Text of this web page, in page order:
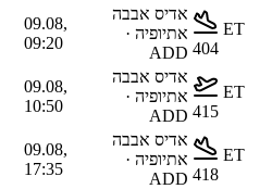
ET
404
אדיס אבבה
אתיופיה ·
ADD
09.08,
09:20
ET
415
אדיס אבבה
אתיופיה ·
ADD
09.08,
10:50
ET
418
אדיס אבבה
אתיופיה ·
ADD
09.08,
17:35